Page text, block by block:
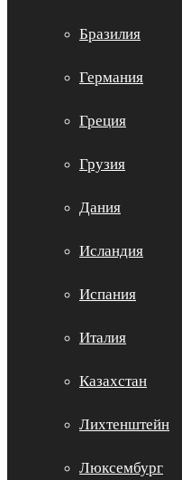
Бразилия
Германия
Греция
Грузия
Дания
Исландия
Испания
Италия
Казахстан
Лихтенштейн
Люксембург